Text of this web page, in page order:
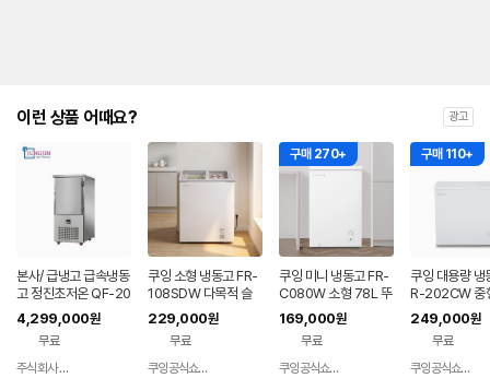
이런 상품 어때요? 광고
본사/ 급냉고 급속냉동
고 정진초저온 QF-20
0 급속동결고
4,299,000원
무료
주식회사 정진초저온
쿠잉 소형 냉동고 FR-
108SDW 다목적 슬
라이딩 아이스크림 업
소용
229,000원
무료
쿠잉공식쇼핑몰
구매 270+
쿠잉 미니 냉동고 FR-
C080W 소형 78L 뚜
겅식 직접냉각 가정용
원룸 자취 다목적
169,000원
무료
쿠잉공식쇼핑몰
구매 110+
쿠잉 대용량 냉
R-202CW 중
용 업소용 원
249,000원
무료
쿠잉공식쇼핑몰